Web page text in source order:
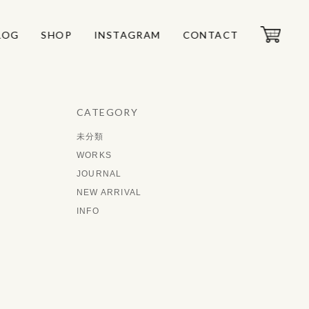
SHOP INSTAGRAM CONTACT
SHOP INSTAGRAM CONTACT
CATEGORY
未分類
WORKS
JOURNAL
NEW ARRIVAL
INFO